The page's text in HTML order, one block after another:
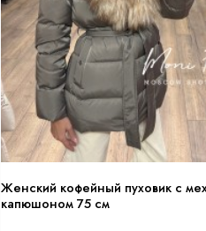
Женский кофейный пуховик с
капюшоном 75 см